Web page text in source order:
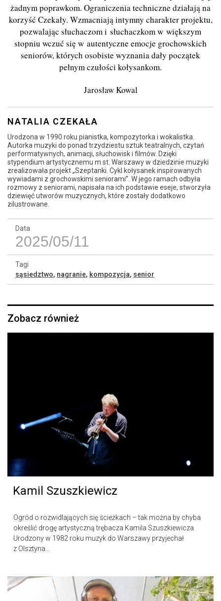
żadnym poprawkom. Ograniczenia techniczne działają na
korzyść Czekały. Wzmacniają intymny charakter projektu,
pozwalając słuchaczom i słuchaczkom w większym
stopniu wczuć się w autentyczne emocje grochowskich
seniorów, których osobiste wyznania dały początek
pełnym czułości kołysankom.
Jarosław Kowal
NATALIA CZEKAŁA
Urodzona w 1990 roku pianistka, kompozytorka i wokalistka.
Autorka muzyki do ponad trzydziestu sztuk teatralnych, czytań
performatywnych, animacji, słuchowisk i filmów. Dzięki
stypendium artystycznemu m.st. Warszawy w dziedzinie muzyki
zrealizowała projekt „Szeptanki. Cykl kołysanek inspirowanych
wywiadami z grochowskimi seniorami”. W jego ramach odbyła
rozmowy z seniorami, napisała na ich podstawie eseje, stworzyła
dziewięć utworów muzycznych, które zostały dodatkowo
zilustrowane.
Data
2025/05/11
Tagi
sąsiedztwo, nagranie, kompozycja, senior
Zobacz również
Kamil Szuszkiewicz
Ogród o rozwidlających się ścieżkach – tak można by chyba
określić drogę artystyczną trębacza Kamila Szuszkiewicza.
Urodzony w 1982 roku muzyk do Warszawy przyjechał
z Olsztyna…